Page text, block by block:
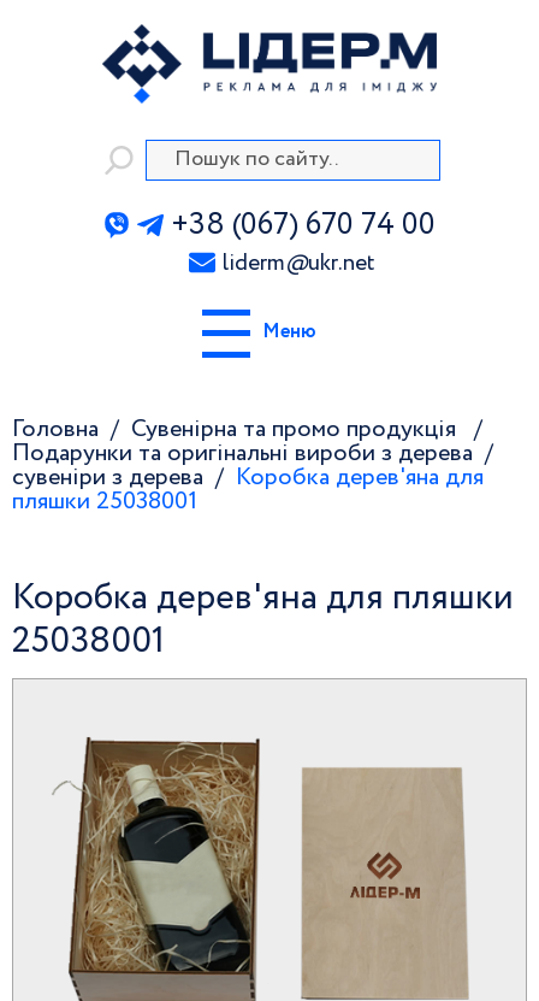
+38 (067) 670 74 00
liderm@ukr.net
Меню
Головна
Сувенірна та промо продукція
Подарунки та оригінальні вироби з дерева
сувеніри з дерева
Коробка дерев'яна для
пляшки 25038001
Коробка дерев'яна для пляшки
25038001